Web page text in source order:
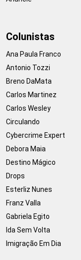
Colunistas
Ana Paula Franco
Antonio Tozzi
Breno DaMata
Carlos Martinez
Carlos Wesley
Circulando
Cybercrime Expert
Debora Maia
Destino Mágico
Drops
Esterliz Nunes
Franz Valla
Gabriela Egito
Ida Sem Volta
Imigração Em Dia